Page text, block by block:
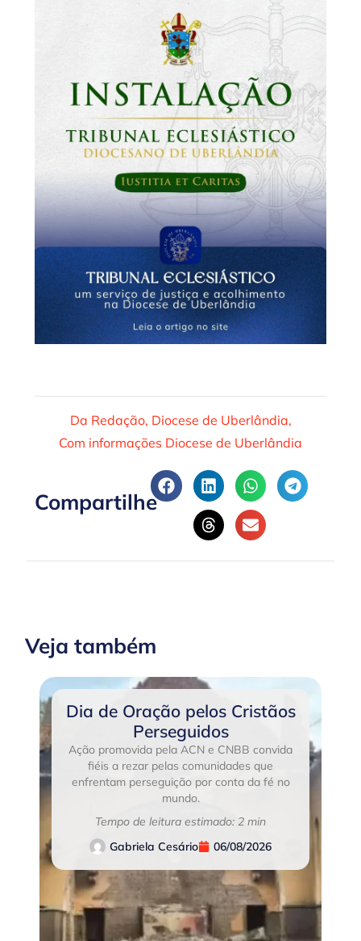
Da Redação, Diocese de Uberlândia,
Com informações Diocese de Uberlândia
Compartilhe
Veja também
Dia de Oração pelos Cristãos
Perseguidos
Ação promovida pela ACN e CNBB convida
fiéis a rezar pelas comunidades que
enfrentam perseguição por conta da fé no
mundo.
Tempo de leitura estimado: 2 min
Gabriela Cesário
06/08/2026